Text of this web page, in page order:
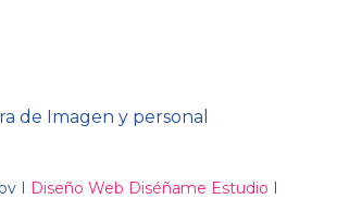
de Imagen y personal
I Diseño Web Diséñame Estudio I